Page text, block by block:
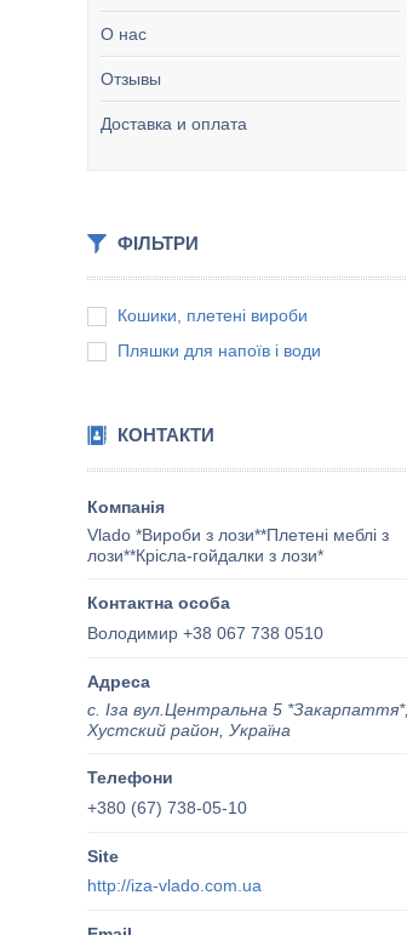
О нас
Отзывы
Доставка и оплата
ФІЛЬТРИ
Кошики, плетені вироби
Пляшки для напоїв і води
КОНТАКТИ
Vlado *Вироби з лози**Плетені меблі з
лози**Крісла-гойдалки з лози*
Володимир +38 067 738 0510
с. Іза вул.Центральна 5 *Закарпаття*,
Хустский район, Україна
+380 (67) 738-05-10
http://iza-vlado.com.ua